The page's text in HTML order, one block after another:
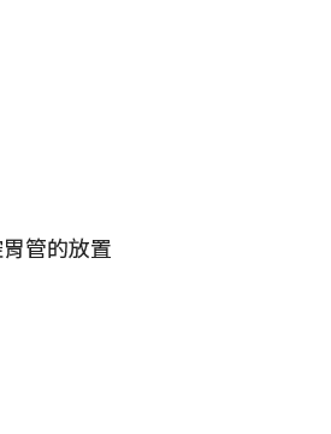
管的放置